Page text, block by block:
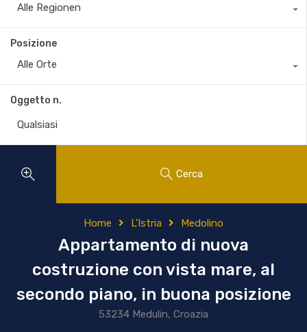
Alle Regionen
Posizione
Alle Orte
Oggetto n.
Cerca
Home L'Istria Medolino
Appartamento di nuova
costruzione con vista mare, al
secondo piano, in buona posizione
53234 Medulin, Croazia